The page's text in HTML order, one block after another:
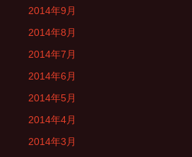
2014年9月
2014年8月
2014年7月
2014年6月
2014年5月
2014年4月
2014年3月